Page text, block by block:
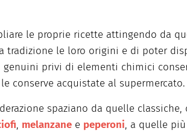
le proprie ricette attingendo da
tradizione le loro origini e di poter
genuini privi di elementi chimici
conserve acquistate al supermercato.
spaziano da quelle classiche,
, melanzane e peperoni, a quelle più